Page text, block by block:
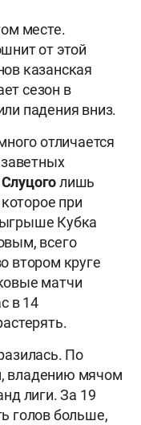
месте.
от этой
казанская
сезон в
падения вниз.
отличается
Слуцоголишь
при
Кубка
всего
втором круге
матчи
в 14
По
владению мячом
лиги. За 19
голов больше,